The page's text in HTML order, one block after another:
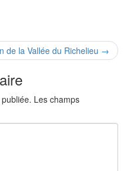
les articles
de la Vallée du Richelieu →
Les champs